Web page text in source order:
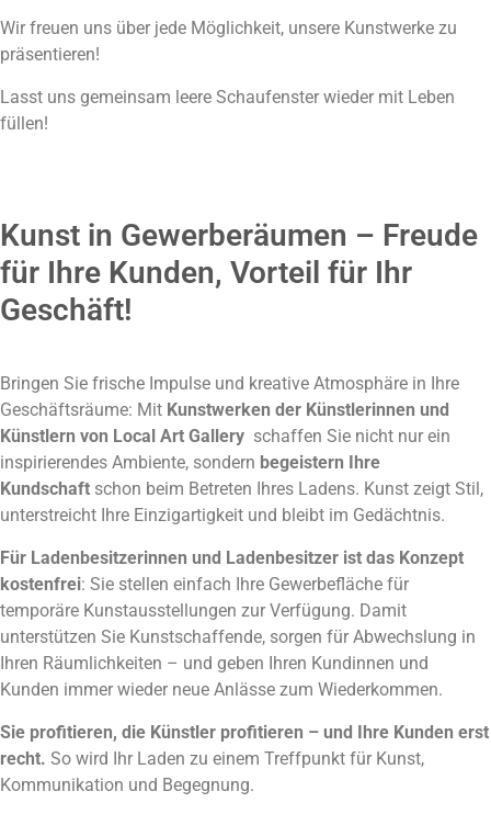
Wir freuen uns über jede Möglichkeit, unsere Kunstwerke zu
präsentieren!
Lasst uns gemeinsam leere Schaufenster wieder mit Leben
füllen!
Kunst in Gewerberäumen – Freude
für Ihre Kunden, Vorteil für Ihr
Geschäft!
Bringen Sie frische Impulse und kreative Atmosphäre in Ihre
Geschäftsräume: Mit Kunstwerken der Künstlerinnen und
Künstlern von Local Art Gallery schaffen Sie nicht nur ein
inspirierendes Ambiente, sondern begeistern Ihre
Kundschaft schon beim Betreten Ihres Ladens. Kunst zeigt Stil,
unterstreicht Ihre Einzigartigkeit und bleibt im Gedächtnis.
Für Ladenbesitzerinnen und Ladenbesitzer ist das Konzept
kostenfrei: Sie stellen einfach Ihre Gewerbefläche für
temporäre Kunstausstellungen zur Verfügung. Damit
unterstützen Sie Kunstschaffende, sorgen für Abwechslung in
Ihren Räumlichkeiten – und geben Ihren Kundinnen und
Kunden immer wieder neue Anlässe zum Wiederkommen.
Sie profitieren, die Künstler profitieren – und Ihre Kunden erst
recht. So wird Ihr Laden zu einem Treffpunkt für Kunst,
Kommunikation und Begegnung.